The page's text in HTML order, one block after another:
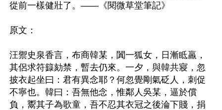
從前一樣健壯了。——《閱微草堂筆記》
原文：
汪禦史泉香言，布商韓某，闐一狐女，日漸眡羸，
其侶求符籙劾禁，暫去仍來。一夕，與韓共寢，忽
披衣起坐曰：君有異念耶？何忽覺剛氣砭人，刺促
不寧也。韓曰：吾無他念，惟鄰人吳某，逼於償
負，鬻其子為歌童，吾不忍其衣冠之後淪下賤，捐